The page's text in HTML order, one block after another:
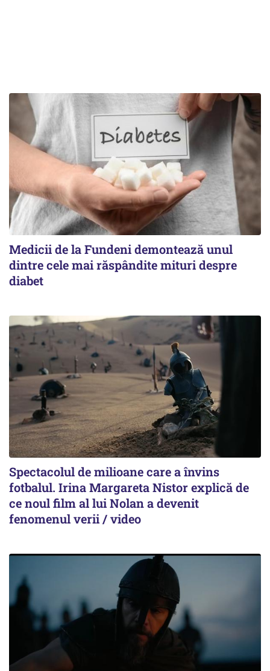
Medicii de la Fundeni demontează unul
dintre cele mai răspândite mituri despre
diabet
Spectacolul de milioane care a învins
fotbalul. Irina Margareta Nistor explică de
ce noul film al lui Nolan a devenit
fenomenul verii / video